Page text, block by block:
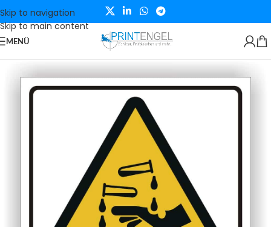
Skip to navigation
Skip to main content
MENÜ